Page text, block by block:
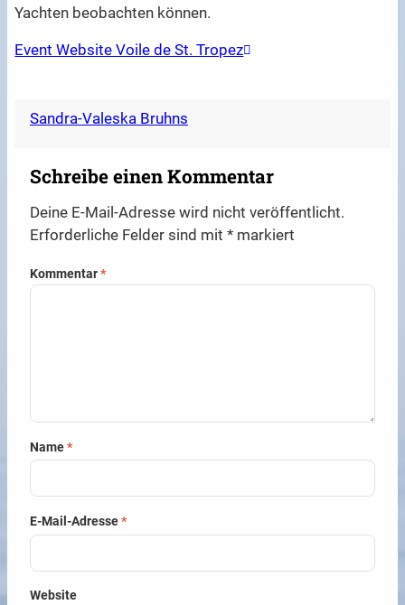
Yachten beobachten können.
Event Website Voile de St. Tropez
Sandra-Valeska Bruhns
Schreibe einen Kommentar
Deine E-Mail-Adresse wird nicht veröffentlicht.
Erforderliche Felder sind mit* markiert
Kommentar*
Name*
E-Mail-Adresse*
Website